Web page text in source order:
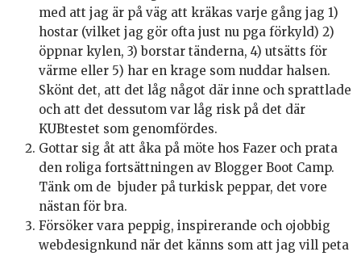
med att jag är på väg att kräkas varje gång jag 1)
hostar (vilket jag gör ofta just nu pga förkyld) 2)
öppnar kylen, 3) borstar tänderna, 4) utsätts för
värme eller 5) har en krage som nuddar halsen.
Skönt det, att det låg något där inne och sprattlade
och att det dessutom var låg risk på det där
KUBtestet som genomfördes.
Gottar sig åt att åka på möte hos Fazer och prata
den roliga fortsättningen av Blogger Boot Camp.
Tänk om de bjuder på turkisk peppar, det vore
nästan för bra.
Försöker vara peppig, inspirerande och ojobbig
webdesignkund när det känns som att jag vill peta